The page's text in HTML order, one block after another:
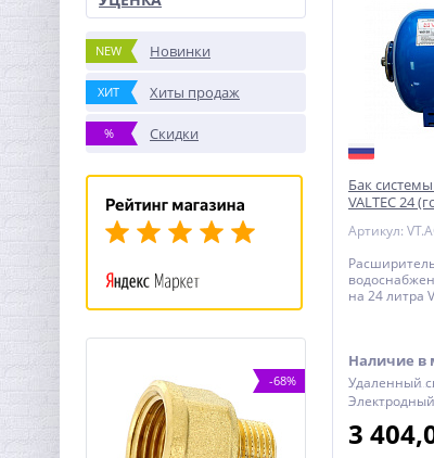
NEW Новинки
ХИТ Хиты продаж
% Скидки
-68%
Бак
VALTEC 24
на 24 литра
Наличие в
Удаленный
3